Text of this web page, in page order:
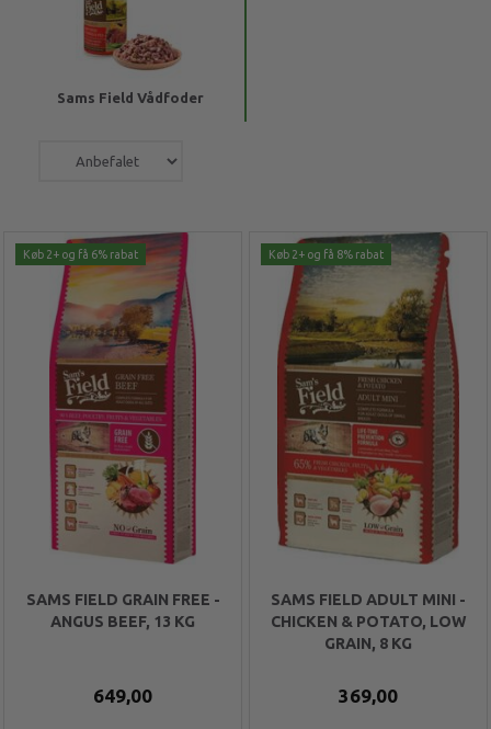
Sams Field Vådfoder
Køb 2+ og få 6% rabat
SAMS FIELD GRAIN FREE -
ANGUS BEEF, 13 KG
649,00
Køb 2+ og få 8% rabat
SAMS FIELD ADULT MINI -
CHICKEN & POTATO, LOW
GRAIN, 8 KG
369,00